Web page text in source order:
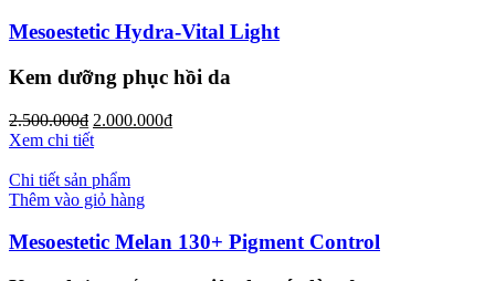
Mesoestetic Hydra-Vital Light
Kem dưỡng phục hồi da
2.500.000₫ 2.000.000₫
Xem chi tiết
Chi tiết sản phẩm
Thêm vào giỏ hàng
Mesoestetic Melan 130+ Pigment Control